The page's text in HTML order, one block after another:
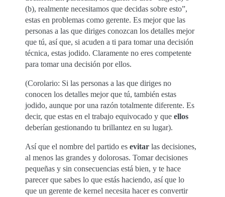
(b), realmente necesitamos que decidas sobre esto”,
estas en problemas como gerente. Es mejor que las
personas a las que diriges conozcan los detalles mejor
que tú, así que, si acuden a ti para tomar una decisión
técnica, estas jodido. Claramente no eres competente
para tomar una decisión por ellos.
(Corolario: Si las personas a las que diriges no
conocen los detalles mejor que tú, también estas
jodido, aunque por una razón totalmente diferente. Es
decir, que estas en el trabajo equivocado y que ellos
deberían gestionando tu brillantez en su lugar).
Así que el nombre del partido es evitar las decisiones,
al menos las grandes y dolorosas. Tomar decisiones
pequeñas y sin consecuencias está bien, y te hace
parecer que sabes lo que estás haciendo, así que lo
que un gerente de kernel necesita hacer es convertir